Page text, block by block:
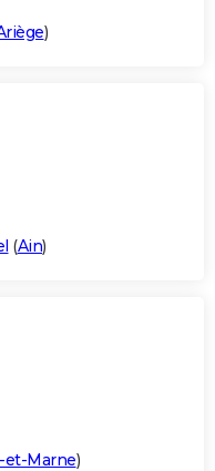
)
(Ain)
et-Marne)